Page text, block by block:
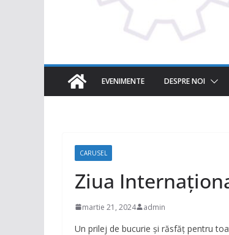
EVENIMENTE DESPRE NOI
CARUSEL
Ziua
martie 21, 2024 admin
Un prilej de bucurie și răsfăț pentru